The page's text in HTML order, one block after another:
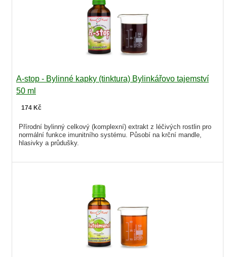
A-stop - Bylinné kapky (tinktura) Bylinkářovo tajemství
50 ml
174 Kč
Přírodní bylinný celkový (komplexní) extrakt z léčivých rostlin pro
normální funkce imunitního systému. Působí na krční mandle,
hlasivky a průdušky.